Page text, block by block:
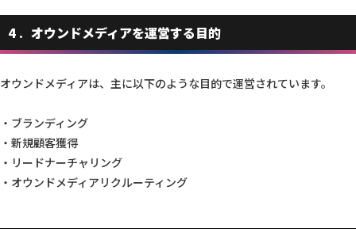
4 オウンドメディアを運営する目的
オウンドメディアは、主に以下のような目的で運営されています。
・ブランディング
・新規顧客獲得
・リードナーチャリング
・オウンドメディアリクルーティング